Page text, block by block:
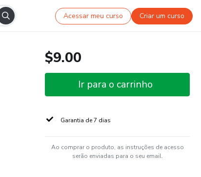
Acessar meu curso Criar um curso
$9.00
Ir para o carrinho
Garantia de 7 dias
Ao comprar o produto, as instruções de acesso
serão enviadas para o seu email.